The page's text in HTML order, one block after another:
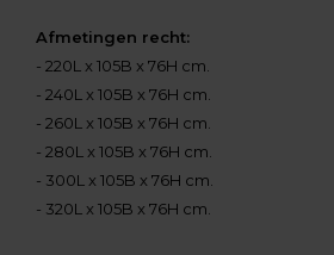
Afmetingen recht:
- 220L x 105B x 76H cm.
- 240L x 105B x 76H cm.
- 260L x 105B x 76H cm.
- 280L x 105B x 76H cm.
- 300L x 105B x 76H cm.
- 320L x 105B x 76H cm.